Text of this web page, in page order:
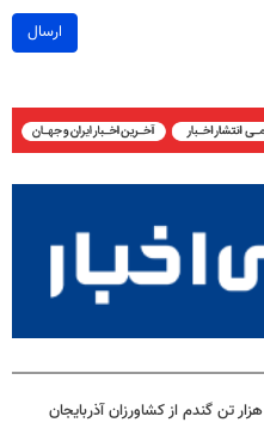
ارسال
اینفوگرافیک؛ خرید بیش از ۲۰۷ هزار تن گندم از کشاورزان آذربایجان